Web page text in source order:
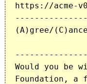
https://acme-
(A)gree/
Would you be
Foundation, a